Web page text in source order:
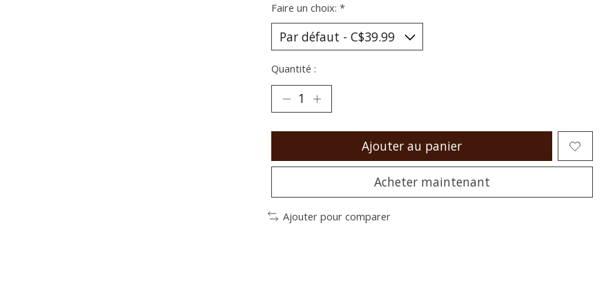
Faire un choix: *
Quantité :
Ajouter au panier
Acheter maintenant
Ajouter pour comparer